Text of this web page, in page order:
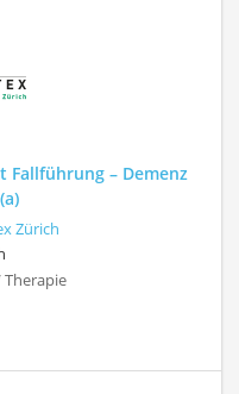
Fallführung – Demenz
Zürich
Therapie